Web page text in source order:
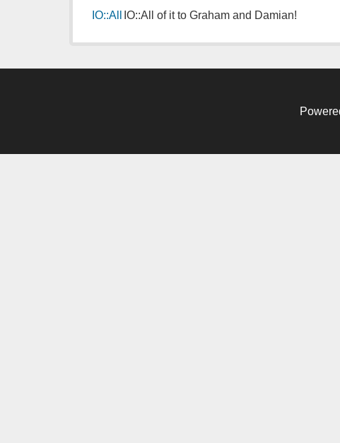
IO::All IO::All of it to Graham and Damian!